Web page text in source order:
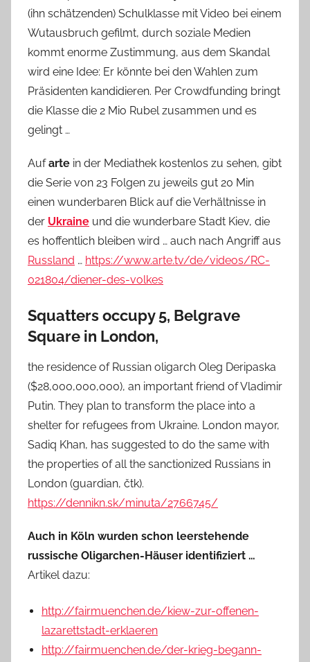
(ihn schätzenden) Schulklasse mit Video bei einem
Wutausbruch gefilmt, durch soziale Medien
kommt enorme Zustimmung, aus dem Skandal
wird eine Idee: Er könnte bei den Wahlen zum
Präsidenten kandidieren. Per Crowdfunding bringt
die Klasse die 2 Mio Rubel zusammen und es
gelingt …
Aufarte in der Mediathek kostenlos zu sehen, gibt
die Serie von 23 Folgen zu jeweils gut 20 Min
einen wunderbaren Blick auf die Verhältnisse in
der Ukraine und die wunderbare Stadt Kiev, die
es hoffentlich bleiben wird … auch nach Angriff aus
Russland … https://www.arte.tv/de/videos/RC-
021804/diener-des-volkes
Squatters occupy 5, Belgrave
Square in London,
the residence of Russian oligarch Oleg Deripaska
($28,000,000,000), an important friend of Vladimir
Putin. They plan to transform the place into a
shelter for refugees from Ukraine. London mayor,
Sadiq Khan, has suggested to do the same with
the properties of all the sanctionized Russians in
London (guardian, čtk).
https://dennikn.sk/minuta/2766745/
Auch in Köln wurden schon leerstehende
russische Oligarchen-Häuser identifiziert …
Artikel dazu:
http://fairmuenchen.de/kiew-zur-offenen-
lazarettstadt-erklaeren
http://fairmuenchen.de/der-krieg-begann-